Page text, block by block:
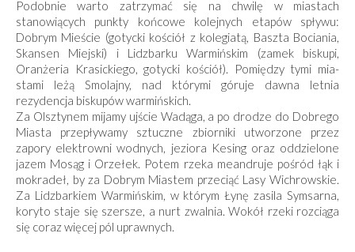
Podobnie warto zatrzymać się na chwilę w mia­stach
stanowiących punkty końcowe kolejnych etapów spływu:
Dobrym Mieście (gotycki kościół z kolegiatą, Baszta Bociania,
Skansen Miejski) i Lidzbarku Warmińskim (zamek biskupi,
Oranżeria Krasickiego, gotycki kościół). Pomiędzy tymi mia­
stami leżą Smolajny, nad którymi góruje dawna letnia
rezydencja biskupów warmińskich.
Za Olsztynem mijamy ujście Wadąga, a po drodze do Dobrego
Miasta przepływamy sztuczne zbiorniki utworzone przez
zapory elektrowni wodnych, jeziora Kesing oraz oddzielone
jazem Mosąg i Orzełek. Potem rzeka meandruje pośród łąk i
mokradeł, by za Dobrym Miastem przeciąć Lasy Wichrowskie.
Za Lidzbarkiem Warmińskim, w którym Łynę zasila Symsarna,
koryto staje się szersze, a nurt zwalnia. Wokół rzeki rozciąga
się coraz więcej pól uprawnych.